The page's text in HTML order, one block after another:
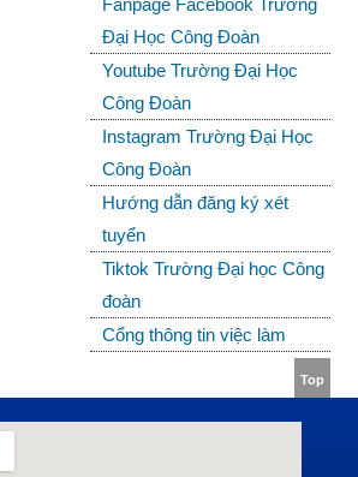
Fanpage Facebook Trường
Đại Học Công Đoàn
Youtube Trường Đại Học
Công Đoàn
Instagram Trường Đại Học
Công Đoàn
Hướng dẫn đăng ký xét
tuyển
Tiktok Trường Đại học Công
đoàn
Cổng thông tin việc làm
Top